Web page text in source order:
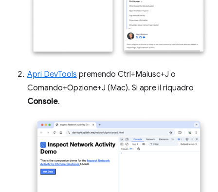
Apri DevTools premendo Ctrl+Maiusc+J o
Comando+Opzione+J (Mac). Si apre il riquadro
Console.